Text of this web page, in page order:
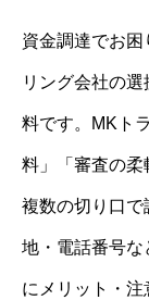
資金調達でお
リング会社の
料です。MKト
料」「審査の
複数の切り口で
地・電話番号な
にメリット・